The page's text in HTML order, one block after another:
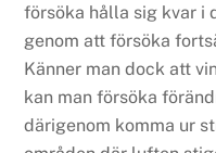
försöka hålla sig kvar i
genom att försöka
Känner man dock att
kan man försöka
därigenom komma ur